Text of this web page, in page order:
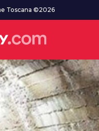
Toscana ©2026